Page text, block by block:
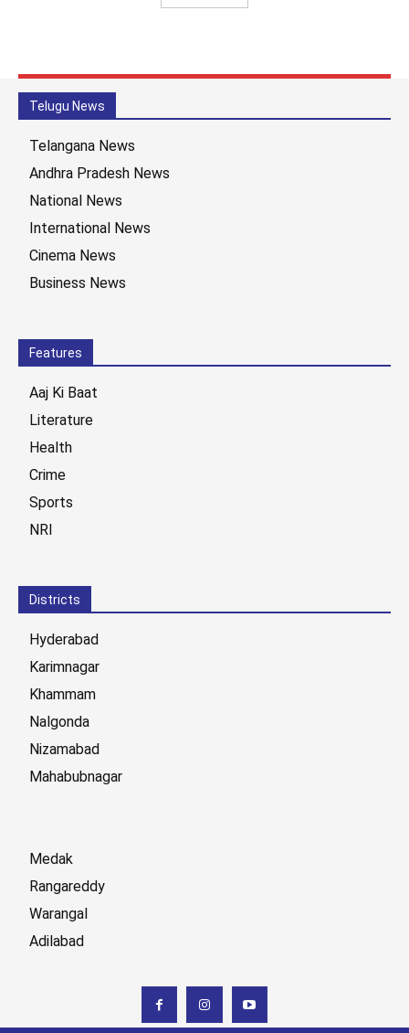
Telugu News
Telangana News
Andhra Pradesh News
National News
International News
Cinema News
Business News
Features
Aaj Ki Baat
Literature
Health
Crime
Sports
NRI
Districts
Hyderabad
Karimnagar
Khammam
Nalgonda
Nizamabad
Mahabubnagar
Medak
Rangareddy
Warangal
Adilabad